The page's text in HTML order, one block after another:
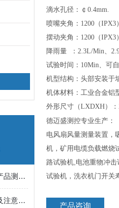
淋雨试验箱在环境模拟与产品测试中的应用说明
箱式淋雨试验机操作过程及注意事项
滴水孔径：￠0.4mm.
喷嘴夹角：1200 （
摆动夹角：1200 （
降雨量 ：2.3L/Min、
试验时间：10Min、可
机型结构：头部安装于
机体材料：工业合金铝
外形尺寸（LXDXH）：
德迈盛测控专业生产：
电风扇风量测量装置，
机，矿用电缆负载燃烧
路试验机,电池重物冲
试验机，洗衣机门开
产品咨询